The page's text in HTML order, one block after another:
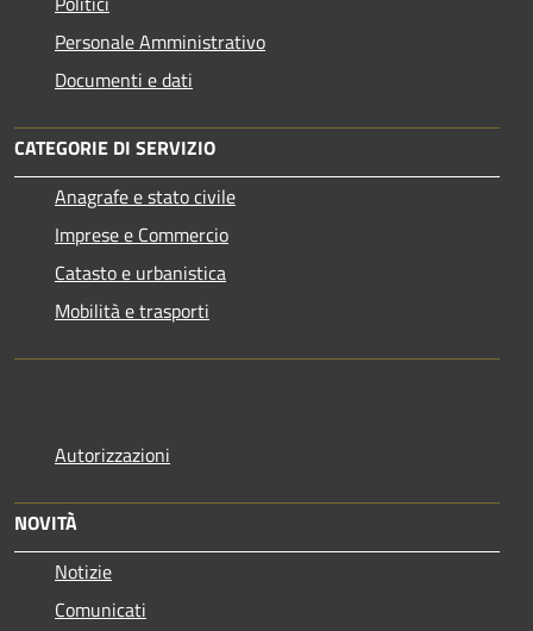
Personale Amministrativo
Documenti e dati
CATEGORIE DI SERVIZIO
Anagrafe e stato civile
Imprese e Commercio
Catasto e urbanistica
Mobilità e trasporti
Autorizzazioni
NOVITÀ
Notizie
Comunicati